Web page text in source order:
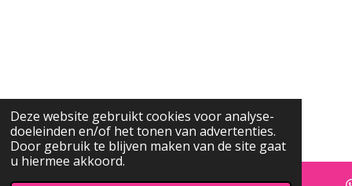
Deze website gebruikt cookies voor analyse-
doeleinden en/of het tonen van advertenties.
Door gebruik te blijven maken van de site gaat
u hiermee akkoord.